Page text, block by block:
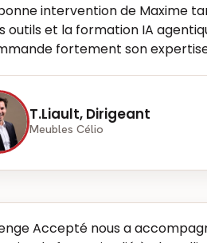
intervention de Maxime
outils et la formation IA
fortement son
T.Liault, Dirigeant
Meubles Célio
Accepté nous a